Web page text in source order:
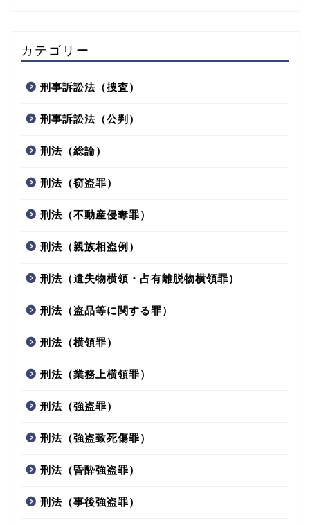
カテゴリー
刑事訴訟法（捜査）
刑事訴訟法（公判）
刑法（総論）
刑法（窃盗罪）
刑法（不動産侵奪罪）
刑法（親族相盗例）
刑法（遺失物横領・占有離脱物横領罪）
刑法（盗品等に関する罪）
刑法（横領罪）
刑法（業務上横領罪）
刑法（強盗罪）
刑法（強盗致死傷罪）
刑法（昏酔強盗罪）
刑法（事後強盗罪）